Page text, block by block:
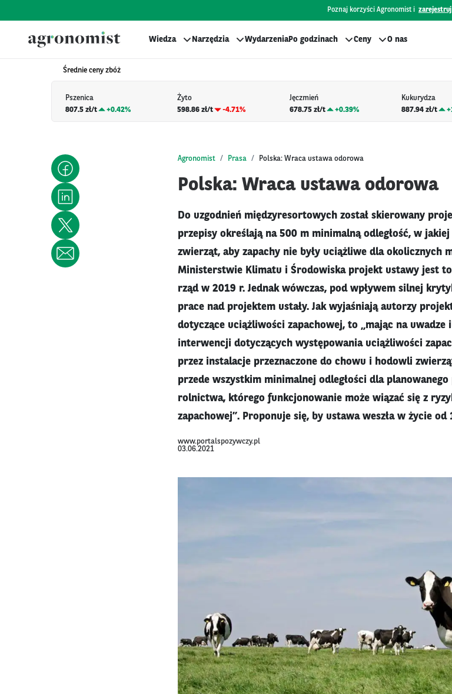
Poznaj korzyści Agronomist i zarejestruj
Wiedza Narzędzia WydarzeniaPo godzinach Ceny O nas
Średnie ceny zbóż
Pszenica
807.5 zł/t
+0.42%
Żyto
598.86 zł/t
-4.71%
Jęczmień
678.75 zł/t
+0.39%
Kukurydza
887.94 zł/t
+
Agronomist Prasa Polska: Wraca ustawa odorowa
Polska: Wraca ustawa odorowa
Do uzgodnień międzyresortowych został skierowany
przepisy określają na 500 m minimalną odległość, w
zwierząt, aby zapachy nie były uciążliwe dla okolicznych
Ministerstwie Klimatu i Środowiska projekt ustawy jest
rząd w 2019 r. Jednak wówczas, pod wpływem silnej
prace nad projektem ustały. Jak wyjaśniają autorzy
dotyczące uciążliwości zapachowej, to „mając na
interwencji dotyczących występowania uciążliwości
przez instalacje przeznaczone do chowu i hodowli
przede wszystkim minimalnej odległości dla
rolnictwa, którego funkcjonowanie może wiązać się z
zapachowej”. Proponuje się, by ustawa weszła w życie od
www.portalspozywczy.pl
03.06.2021